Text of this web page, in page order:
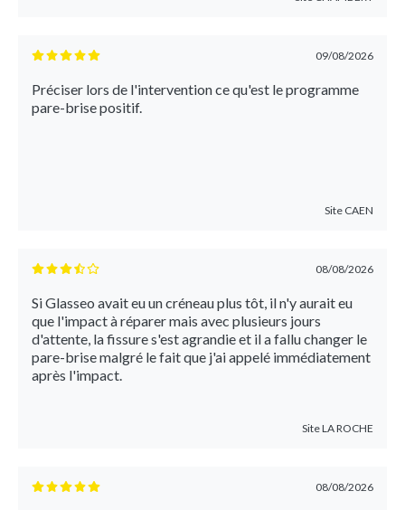
09/08/2026
Préciser lors de l'intervention ce qu'est le programme
pare-brise positif.
Site CAEN
08/08/2026
Si Glasseo avait eu un créneau plus tôt, il n'y aurait eu
que l'impact à réparer mais avec plusieurs jours
d'attente, la fissure s'est agrandie et il a fallu changer le
pare-brise malgré le fait que j'ai appelé immédiatement
après l'impact.
SiteLA ROCHE
08/08/2026